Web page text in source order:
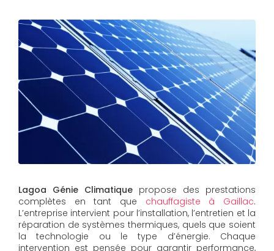
Lagoa Génie Climatique propose des prestations
complètes en tant que chauffagiste à Gaillac.
L’entreprise intervient pour l’installation, l’entretien et la
réparation de systèmes thermiques, quels que soient
la technologie ou le type d’énergie. Chaque
intervention est pensée pour garantir performance,